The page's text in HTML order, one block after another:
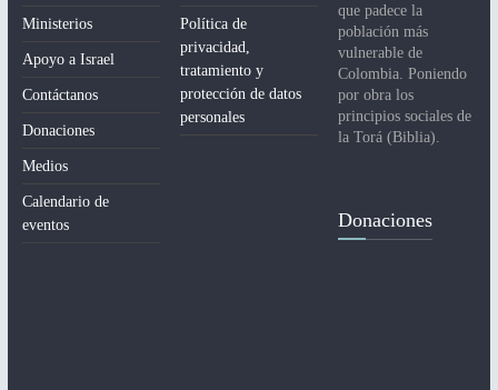
Ministerios
Apoyo a Israel
Contáctanos
Donaciones
Medios
Calendario de
eventos
Política de
privacidad,
tratamiento y
protección de datos
personales
que padece la
población más
vulnerable de
Colombia. Poniendo
por obra los
principios sociales de
la Torá (Biblia).
Donaciones